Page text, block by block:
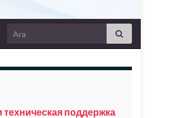
Search for:
техническая поддержка